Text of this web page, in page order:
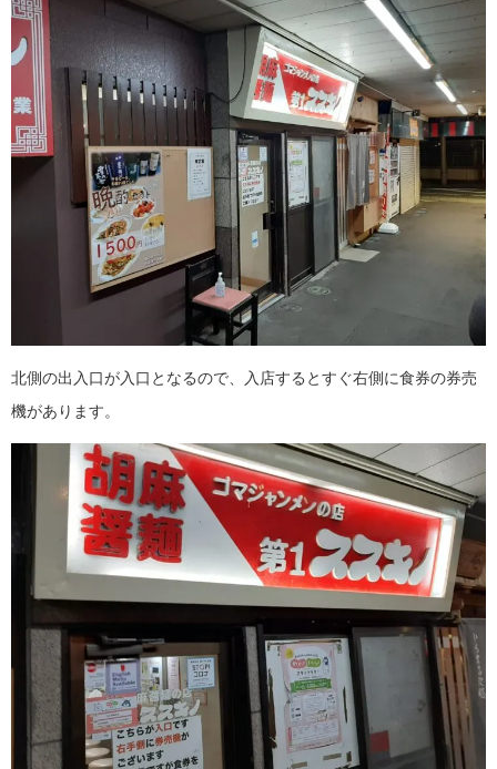
北側の出入口が入口となるので、入店するとすぐ右側に食券の券売
機があります。